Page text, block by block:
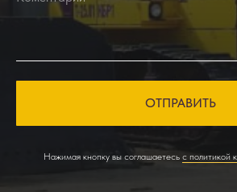
ОТПРАВИТЬ
Нажимая кнопку вы соглашаетесь с политикой